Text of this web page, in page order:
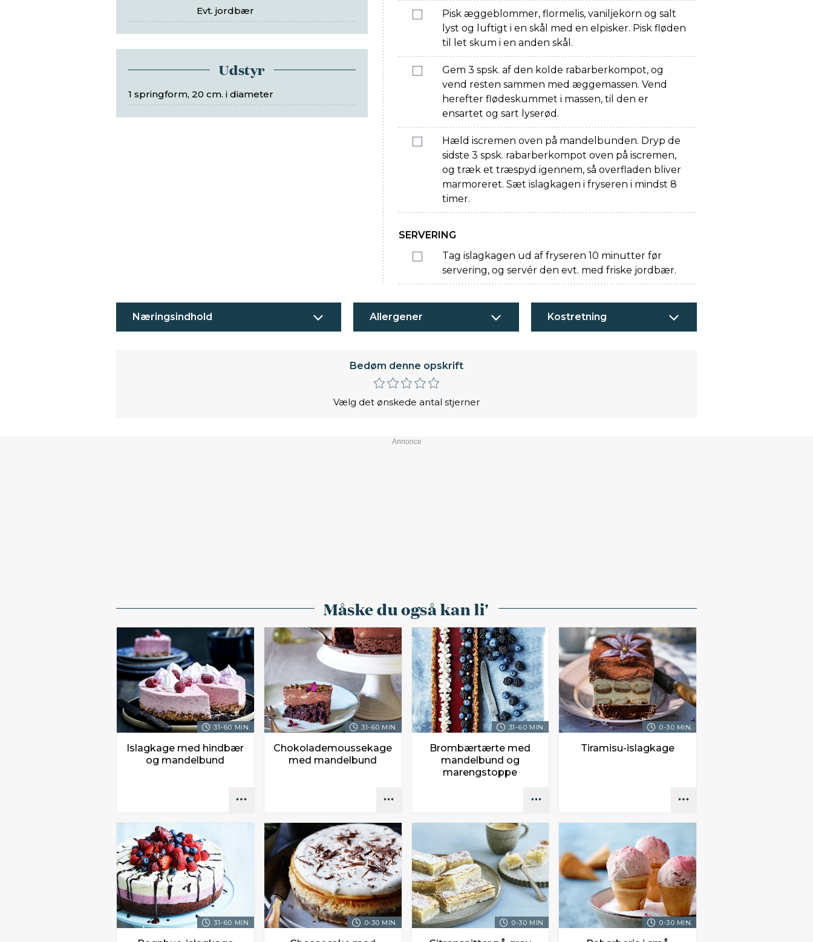
Evt. jordbær
Udstyr
1 springform, 20 cm. i diameter
Pisk æggeblommer, flormelis, vaniljekorn og salt
lyst og luftigt i en skål med en elpisker. Pisk fløden
til let skum i en anden skål.
Gem 3 spsk. af den kolde rabarberkompot, og
vend resten sammen med æggemassen. Vend
herefter flødeskummet i massen, til den er
ensartet og sart lyserød.
Hæld iscremen oven på mandelbunden. Dryp de
sidste 3 spsk. rabarberkompot oven på iscremen,
og træk et træspyd igennem, så overfladen bliver
marmoreret. Sæt islagkagen i fryseren i mindst 8
timer.
SERVERING
Tag islagkagen ud af fryseren 10 minutter før
servering, og servér den evt. med friske jordbær.
Næringsindhold Allergener Kostretning
Bedøm denne opskrift
Vælg det ønskede antal stjerner
Måske du også kan li'
31-60 MIN.
Islagkage med hindbær
og mandelbund
31-60 MIN.
Chokolademoussekage
med mandelbund
31-60 MIN.
Brombærtærte med
mandelbund og
marengstoppe
0-30 MIN.
Tiramisu-islagkage
31-60 MIN. 0-30 MIN. 0-30 MIN. 0-30 MIN.